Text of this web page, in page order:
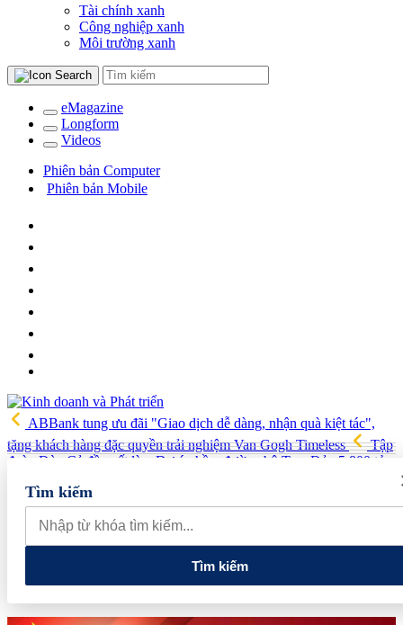
Tài chính xanh
Công nghiệp xanh
Môi trường xanh
eMagazine
Longform
Videos
Phiên bản Computer
Phiên bản Mobile
ABBank tung ưu đãi "Giao dịch dễ dàng, nhận quà kiệt tác",
tặng khách hàng đặc quyền trải nghiệm Van Gogh Timeless
Tập
đoàn Đèo Cả đề xuất làm Dự án hầm đường bộ Tam Đảo 5.800 tỷ
Hải quan Lào Cai phát hiện 5 vụ vi phạm, tạm giữ gần 700 kg
thực phẩm và nhiều điện thoại nhập lậu
Lan tỏa văn hóa kinh
doanh, tìm kiếm doanh nghiệp tiêu biểu trên toàn quốc
các cửa hàng rau củ quả sạch tại Hà Nội
Tìm kiếm
Tìm kiếm